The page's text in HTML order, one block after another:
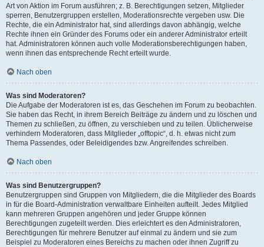
Art von Aktion im Forum ausführen; z. B. Berechtigungen setzen, Mitglieder
sperren, Benutzergruppen erstellen, Moderationsrechte vergeben usw. Die
Rechte, die ein Administrator hat, sind allerdings davon abhängig, welche
Rechte ihnen ein Gründer des Forums oder ein anderer Administrator erteilt
hat. Administratoren können auch volle Moderationsberechtigungen haben,
wenn ihnen das entsprechende Recht erteilt wurde.
Nach oben
Was sind Moderatoren?
Die Aufgabe der Moderatoren ist es, das Geschehen im Forum zu beobachten.
Sie haben das Recht, in ihrem Bereich Beiträge zu ändern und zu löschen und
Themen zu schließen, zu öffnen, zu verschieben und zu teilen. Üblicherweise
verhindern Moderatoren, dass Mitglieder „offtopic“, d. h. etwas nicht zum
Thema Passendes, oder Beleidigendes bzw. Angreifendes schreiben.
Nach oben
Was sind Benutzergruppen?
Benutzergruppen sind Gruppen von Mitgliedern, die die Mitglieder des Boards
in für die Board-Administration verwaltbare Einheiten aufteilt. Jedes Mitglied
kann mehreren Gruppen angehören und jeder Gruppe können
Berechtigungen zugeteilt werden. Dies erleichtert es den Administratoren,
Berechtigungen für mehrere Benutzer auf einmal zu ändern und sie zum
Beispiel zu Moderatoren eines Bereichs zu machen oder ihnen Zugriff zu